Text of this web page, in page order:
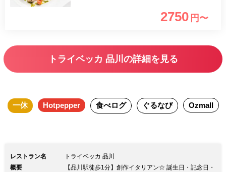
ます。 その日その日のおすすめでシェ
クは、もちろんおかわり自由で食べすぎ
2750 円〜
トライベッカ 品川の詳細を見る
一休 Hotpepper 食べログ ぐるなび Ozmall
レストラン名
トライベッカ 品川
概要
【品川駅徒歩1分】創作イタリアン☆ 誕生日・記念日・